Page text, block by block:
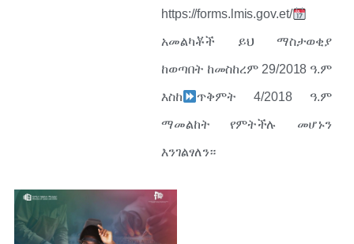
https://forms.lmis.gov.et/
አመልካቾች ይህ ማስታወቂያ
ከወጣበት ከመስከረም 29/2018 ዓ.ም
እስከ ጥቅምት 4/2018 ዓ.ም
ማመልከት የምትችሉ መሆኑን
እንገልፃለን።